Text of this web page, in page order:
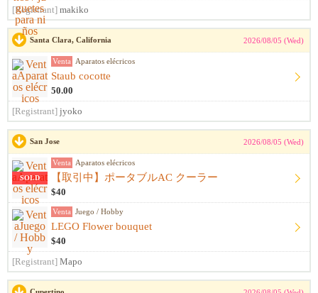
[Registrant] makiko
Santa Clara, California 2026/08/05 (Wed)
Venta Aparatos elécricos
Staub cocotte
50.00
[Registrant] jyoko
San Jose 2026/08/05 (Wed)
SOLD
Venta Aparatos elécricos
【取引中】ポータブルAC クーラー
$40
Venta Juego / Hobby
LEGO Flower bouquet
$40
[Registrant] Mapo